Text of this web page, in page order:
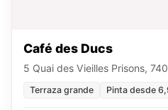
Café des Ducs
5 Quai des Vieilles Prisons,
Terraza grande Pinta desde